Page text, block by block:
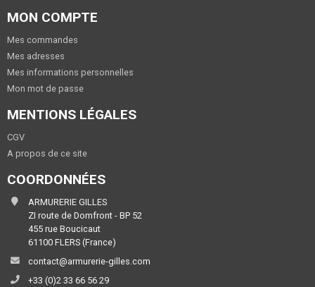
MON COMPTE
Mes commandes
Mes adresses
Mes informations personnelles
Mon mot de passe
MENTIONS LÉGALES
CGV
A propos de ce site
COORDONNÉES
ARMURERIE GILLES
ZI route de Domfront - BP 52
455 rue Boucicaut
61100 FLERS (France)
contact@armurerie-gilles.com
+33 (0)2 33 66 56 29